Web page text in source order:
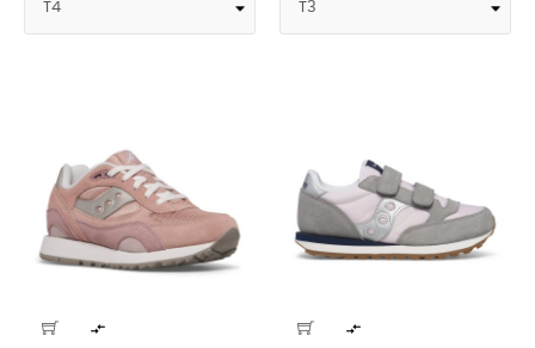
 